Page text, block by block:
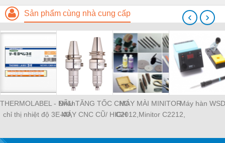
Sản phẩm cùng nhà cung cấp
THERMOLABEL - Nhãn
chỉ thị nhiệt độ 3E-40,
thermolabe Nigk
ĐẦU TĂNG TỐC CHO
MÁY CNC CŨ/ HIGH
MÁY MÀI MINITOR
C2012,Minitor C2212,
MINIMO máy mài siêu
Máy hàn
‹ ›